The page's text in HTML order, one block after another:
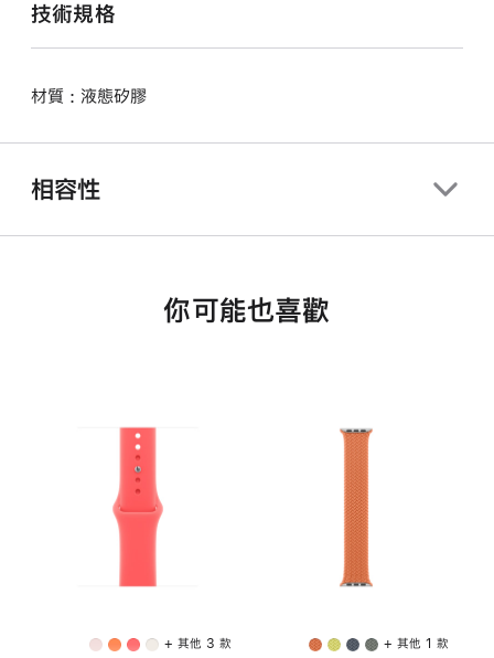
技術規格
材質 : 液態矽膠
相容性
你可能也喜歡
+ 其他 3 款 + 其他 1 款